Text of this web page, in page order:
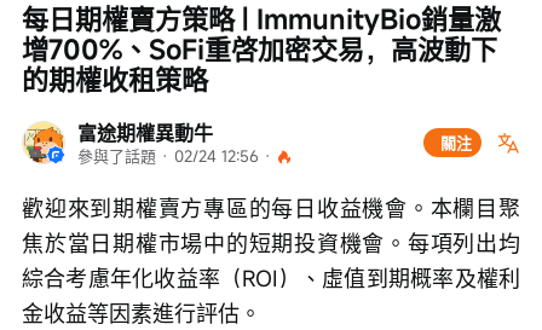
富途期權異動牛
參與了話題 · 02/24 12:56 ·
關注
每日期權賣方策略 | ImmunityBio銷量激
增700%、SoFi重啓加密交易，高波動下
的期權收租策略
歡迎來到期權賣方專區的每日收益機會。本欄目聚
焦於當日期權市場中的短期投資機會。每項列出均
綜合考慮年化收益率（ROI）、虛值到期概率及權利
金收益等因素進行評估。